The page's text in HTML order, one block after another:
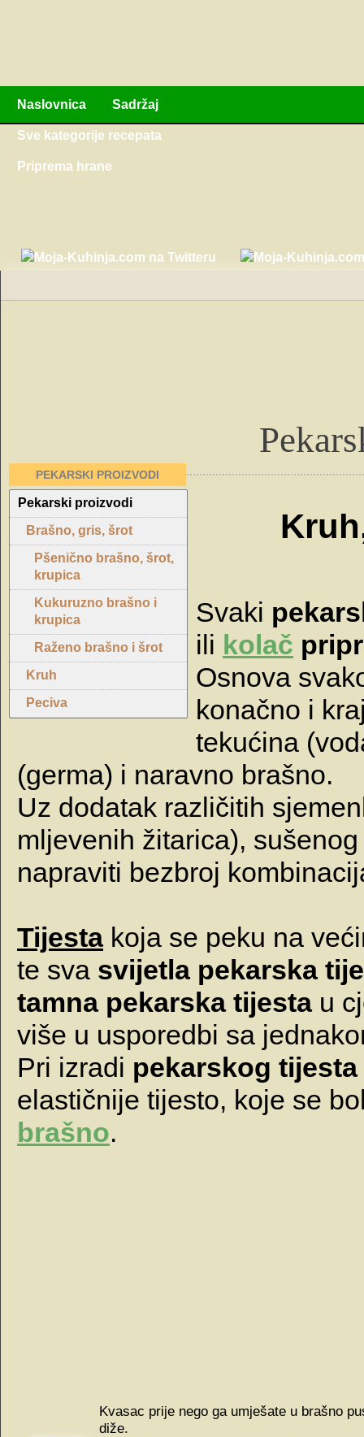
Naslovnica Sadržaj
Sve kategorije recepata
Priprema hrane
PEKARSKI PROIZVODI
Pekarski proizvodi
Brašno, gris, šrot
Pšenično brašno, šrot,
krupica
Kukuruzno brašno i
krupica
Raženo brašno i šrot
Kruh
Peciva
Svaki
ili kolač
Osnova
konačno i
tekućina
(germa) i naravno brašno.
Uz dodatak različitih
mljevenih žitarica),
napraviti bezbroj
Tijestakoja se peku na
te sva svijetla pekarska
tamna pekarska tijestau
više u usporedbi sa
Pri izradi pekarskog tijesta
elastičnije tijesto, koje se
brašno.
Kvasac prije nego ga umješate u brašno
diže.